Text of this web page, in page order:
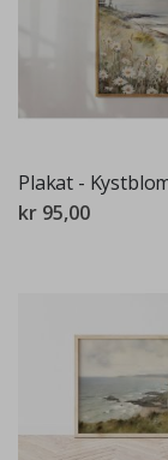
Plakat -
kr 95,00